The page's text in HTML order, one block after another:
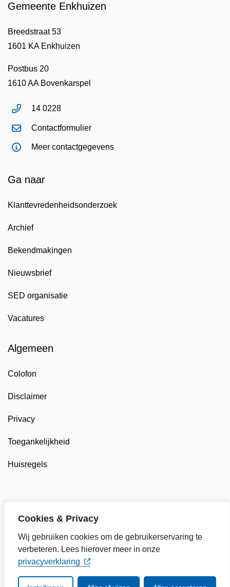
Cookies & Privacy
Wij gebruiken cookies om de gebruikerservaring te
verbeteren. Lees hierover meer in onze
privacyverklaring
Gemeente Enkhuizen
Breedstraat 53
1601 KA Enkhuizen
Postbus 20
1610 AA Bovenkarspel
14 0228
Contactformulier
Meer contactgegevens
Ga naar
Klanttevredenheidsonderzoek
Archief
Bekendmakingen
Nieuwsbrief
SED organisatie
Vacatures
Algemeen
Colofon
Disclaimer
Privacy
Toegankelijkheid
Huisregels